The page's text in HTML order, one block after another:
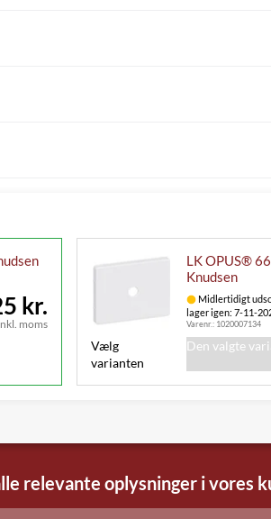
moms
kr.
LK OPUS®
Knudsen
Midlertidigt
lager igen: 7-11-
Varenr.: 1020007134
Vælg
varianten
Den valgte
relevante oplysninger i vores